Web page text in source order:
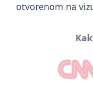
otvorenom na